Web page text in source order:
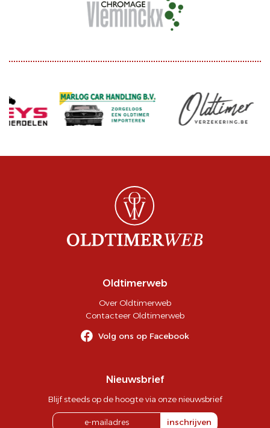
Oldtimerweb
Over Oldtimerweb
Contacteer Oldtimerweb
Volg ons op Facebook
Nieuwsbrief
Blijf steeds op de hoogte via onze nieuwsbrief
inschrijven